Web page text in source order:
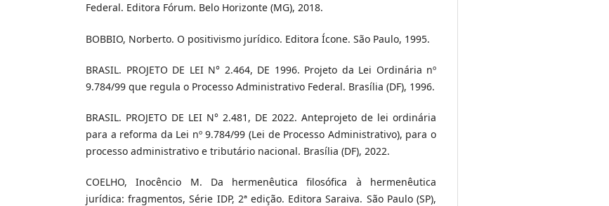
Federal. Editora Fórum. Belo Horizonte (MG), 2018.
BOBBIO, Norberto. O positivismo jurídico. Editora Ícone. São Paulo, 1995.
BRASIL. PROJETO DE LEI N° 2.464, DE 1996. Projeto da Lei Ordinária nº
9.784/99 que regula o Processo Administrativo Federal. Brasília (DF), 1996.
BRASIL. PROJETO DE LEI N° 2.481, DE 2022. Anteprojeto de lei ordinária
para a reforma da Lei nº 9.784/99 (Lei de Processo Administrativo), para o
processo administrativo e tributário nacional. Brasília (DF), 2022.
COELHO, Inocêncio M. Da hermenêutica filosófica à hermenêutica
jurídica: fragmentos, Série IDP, 2ª edição. Editora Saraiva. São Paulo (SP),